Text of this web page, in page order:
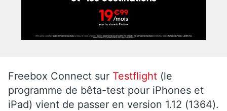
Freebox Connect sur Testflight (le
programme de bêta-test pour iPhones et
iPad) vient de passer en version 1.12 (1364).